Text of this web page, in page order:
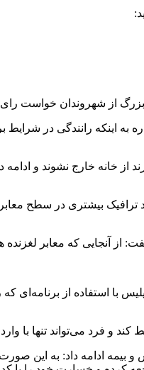
از شهروندان خواست
به اینکه رانندگی در
از خانه خارج نشوند و
بیشتری در سطح
از آنجایی که معابر
با استفاده از
و فرد می‌تواند تنها با
بیمه ادامه داد: به این